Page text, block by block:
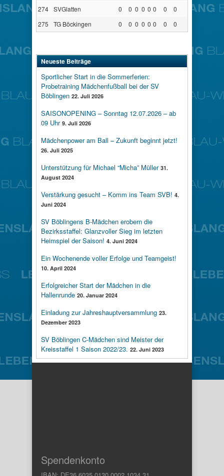
274 SVGlatten 0 0 0 0 0 0 0
0
275
TG Böckingen 0 0 0 0 0 0 0 0
Neueste Beiträge
Sportlicher Start in die Sommerferien:
Probetraining Mädchenfußball bei der SV
Böblingen 22. Juli 2026
SAISONOPENING – Sonntag 12.07.2026 – ab
09 Uhr 9. Juli 2026
Mädchenpower am Ball – Zukunft beginnt jetzt!
26. Juli 2025
Unterstützung für Michael “Micha” Müller 31.
August 2024
Verstärkung gesucht – Komm ins Team SVB! 4.
Juni 2024
SV Böblingens B-Mädchen erobern die
Bezirksstaffel: Glanzvoller Sieg im letzten
Heimspiel der Saison! 4. Juni 2024
Ein Wochenende voller Erfolge und Teamgeist!
10. April 2024
Erfolgreicher Start der Mädchen in die
Hallenrunde 20. Januar 2024
Einladung zur Jahreshauptversammlung 23.
Dezember 2023
SV Böblingen C-Mädchen sind Meister der
Kreisstaffel 1 Saison 2022/23. 22. Juni 2023
Spendenkonto